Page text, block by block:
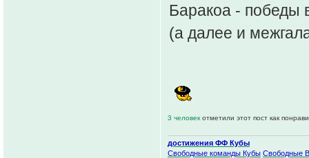
Баракоа - победы
(а далее и
3 человек отметили этот пост как
достижения ФФ Кубы
Свободные команды Кубы Свободные